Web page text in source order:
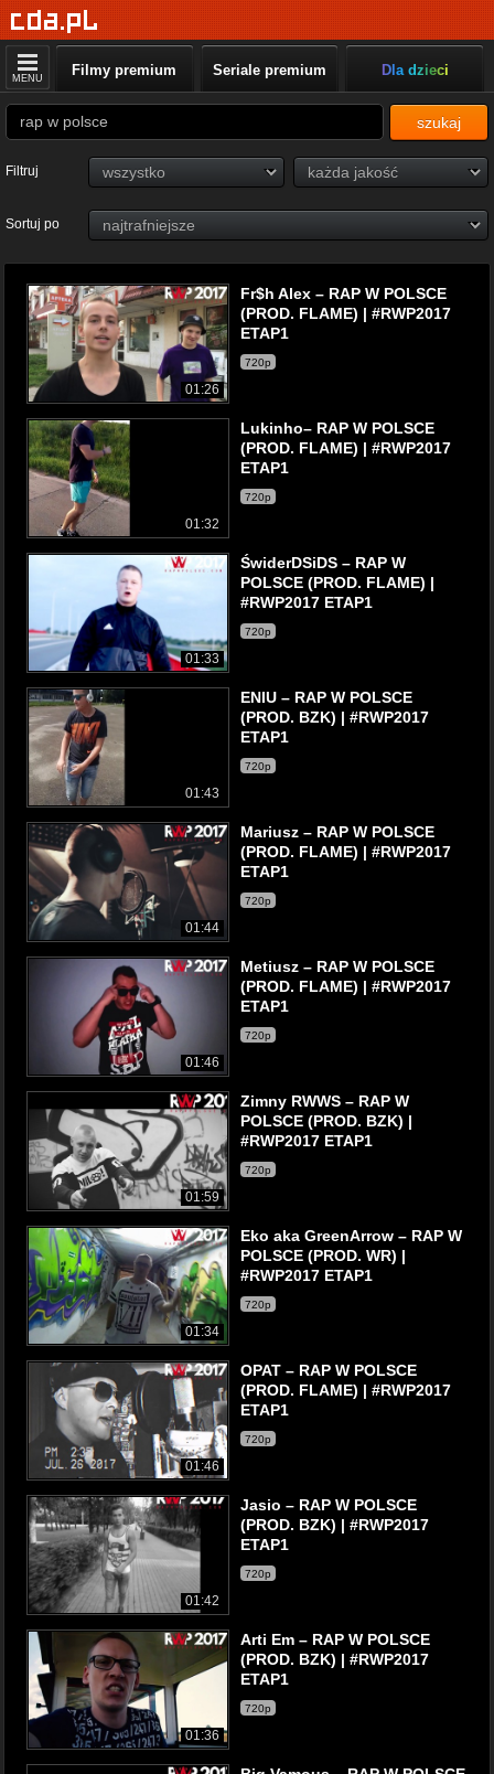
MENU Filmy premium Seriale premium Dla dzieci
szukaj
Filtruj
Sortuj po
01:26
Fr$h Alex – RAP W POLSCE
(PROD. FLAME) | #RWP2017
ETAP1
720p
01:32
Lukinho– RAP W POLSCE
(PROD. FLAME) | #RWP2017
ETAP1
720p
01:33
ŚwiderDSiDS – RAP W
POLSCE (PROD. FLAME) |
#RWP2017 ETAP1
720p
01:43
ENIU – RAP W POLSCE
(PROD. BZK) | #RWP2017
ETAP1
720p
01:44
Mariusz – RAP W POLSCE
(PROD. FLAME) | #RWP2017
ETAP1
720p
01:46
Metiusz – RAP W POLSCE
(PROD. FLAME) | #RWP2017
ETAP1
720p
01:59
Zimny RWWS – RAP W
POLSCE (PROD. BZK) |
#RWP2017 ETAP1
720p
01:34
Eko aka GreenArrow – RAP W
POLSCE (PROD. WR) |
#RWP2017 ETAP1
720p
01:46
OPAT – RAP W POLSCE
(PROD. FLAME) | #RWP2017
ETAP1
720p
01:42
Jasio – RAP W POLSCE
(PROD. BZK) | #RWP2017
ETAP1
720p
01:36
Arti Em – RAP W POLSCE
(PROD. BZK) | #RWP2017
ETAP1
720p